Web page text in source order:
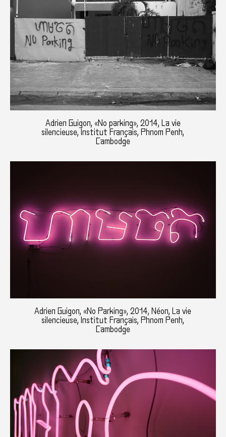
Adrien Guigon, «No parking», 2014, La vie
silencieuse, Institut Français, Phnom Penh,
Cambodge
Adrien Guigon, «No Parking», 2014, Néon, La vie
silencieuse, Institut Français, Phnom Penh,
Cambodge